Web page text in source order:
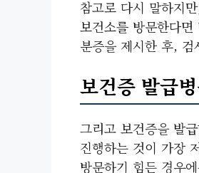
참고로 다시 말하지
보건소를 방문한다
분증을 제시한 후,
보건증 발급
그리고 보건증을 발
진행하는 것이 가장
방문하기 힘든 경우